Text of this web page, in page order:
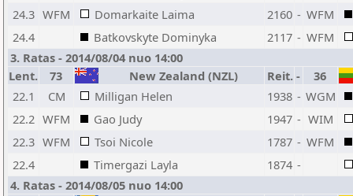
24.3 WFM Domarkaite Laima 2160 - WFM
24.4
Batkovskyte Dominyka 2117 - WFM
3. Ratas - 2014/08/04 nuo 14:00
Lent.
73 New Zealand (NZL) Reit. -
36
22.1
CM Milligan Helen 1938 - WGM
22.2 WFM Gao Judy 1947 - WIM
22.3 WFM Tsoi Nicole 1787 - WFM
22.4
Timergazi Layla 1874 -
4. Ratas - 2014/08/05 nuo 14:00